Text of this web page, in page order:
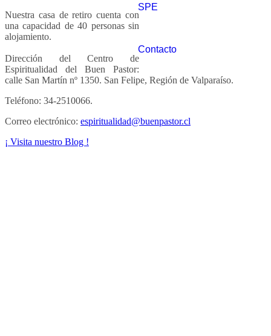
SPE
Contacto
Nuestra casa de retiro cuenta con
una capacidad de 40 personas sin
alojamiento.
Dirección del Centro de
Espiritualidad del Buen Pastor:
calle San Martín nº 1350. San Felipe, Región de Valparaíso.
Teléfono: 34-2510066.
Correo electrónico: espiritualidad@buenpastor.cl
¡ Visita nuestro Blog !